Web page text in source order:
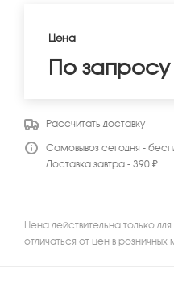
Цена
По запросу
Рассчитать доставку
Самовывоз сегодня -
Доставка завтра - 390 ₽
Цена действительна только
отличаться от цен в розничных